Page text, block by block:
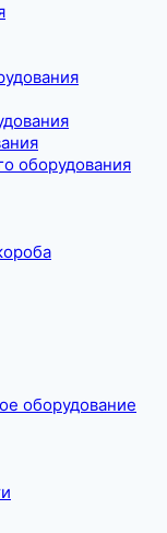
оборудования
оборудование